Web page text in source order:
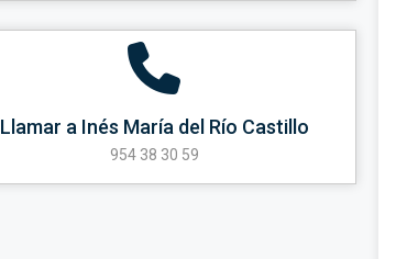
Llamar a Inés María del Río Castillo
954 38 30 59